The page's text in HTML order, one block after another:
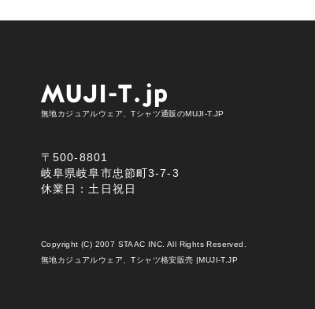
無地カジュアルウェア、Tシャツ通販のMUJI-T.JP
〒500-8801
岐阜県岐阜市忠節町3-7-3
休業日：土日祝日
Copyright (C) 2007 STAAC INC. All Rights Reserved.
無地カジュアルウェア、Tシャツ格安販売 |MUJI-T.JP